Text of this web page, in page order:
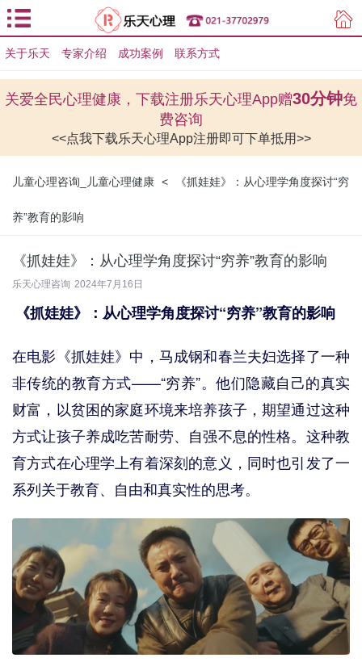
用户登录
关于乐天 专家介绍 成功案例 联系方式
关爱全民心理健康，下载注册乐天心理App赠30分钟免
费咨询
<<点我下载乐天心理App注册即可下单抵用>>
儿童心理咨询_儿童心理健康 < 《抓娃娃》：从心理学角度探讨“穷
养”教育的影响
《抓娃娃》：从心理学角度探讨“穷养”教育的影响
乐天心理咨询 2024年7月16日
《抓娃娃》：从心理学角度探讨“穷养”教育的影响
在电影《抓娃娃》中，马成钢和春兰夫妇选择了一种
非传统的教育方式——“穷养”。他们隐藏自己的真实
财富，以贫困的家庭环境来培养孩子，期望通过这种
方式让孩子养成吃苦耐劳、自强不息的性格。这种教
育方式在心理学上有着深刻的意义，同时也引发了一
系列关于教育、自由和真实性的思考。